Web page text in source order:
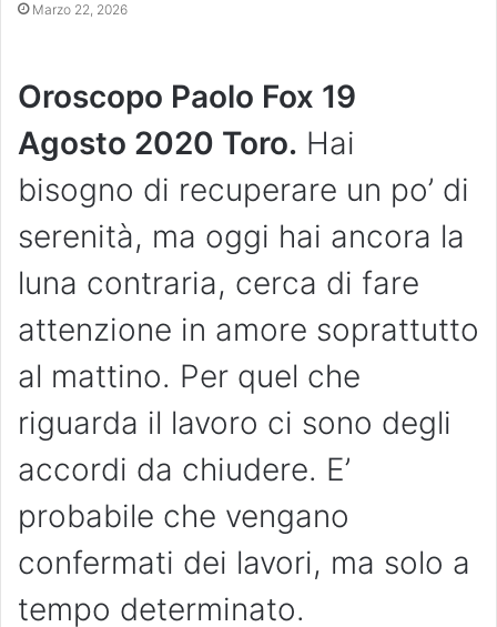
Marzo 22, 2026
Oroscopo Paolo Fox 19
Agosto 2020 Toro. Hai
bisogno di recuperare un po’ di
serenità, ma oggi hai ancora la
luna contraria, cerca di fare
attenzione in amore soprattutto
al mattino. Per quel che
riguarda il lavoro ci sono degli
accordi da chiudere. E’
probabile che vengano
confermati dei lavori, ma solo a
tempo determinato.